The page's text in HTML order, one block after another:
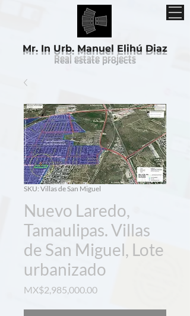
Mr. In Urb. Manuel Elihú Diaz
Real estate projects
SKU: Villas de San Miguel
Nuevo Laredo,
Tamaulipas. Villas
de San Miguel, Lote
urbanizado
MX$2,985,000.00Price